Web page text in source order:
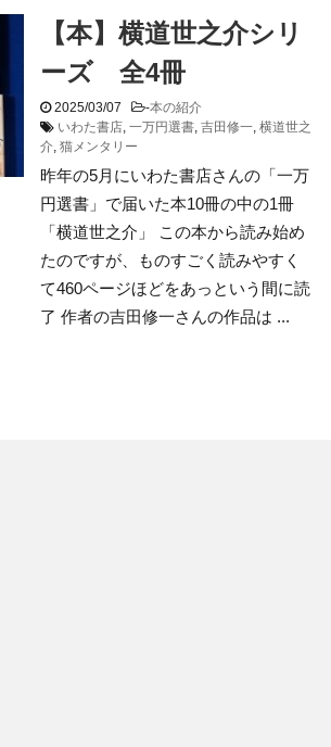
【本】横道世之介シリ
ーズ 全4冊
2025/03/07 -本の紹介
いわた書店, 一万円選書, 吉田修一, 横道世之
介, 猫メンタリー
昨年の5月にいわた書店さんの「一万
円選書」で届いた本10冊の中の1冊
「横道世之介」 この本から読み始め
たのですが、ものすごく読みやすく
て460ページほどをあっという間に読
了 作者の吉田修一さんの作品は ...